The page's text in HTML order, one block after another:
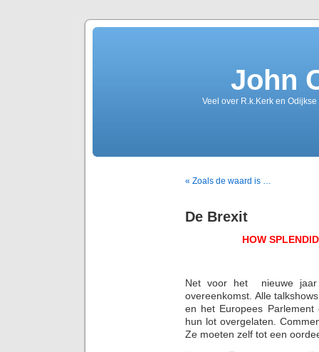
John
Veel over R.k.Kerk en
« Zoals de waard is …
De Brexit
HOW
Net voor het nieuwe
overeenkomst. Alle
en het Europees
hun lot overgelaten.
Ze moeten zelf tot een